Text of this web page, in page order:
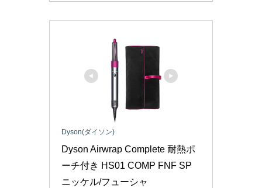
Dyson(ダイソン)
Dyson Airwrap Complete 耐熱ポ
ーチ付き HS01 COMP FNF SP
ニッケル/フューシャ